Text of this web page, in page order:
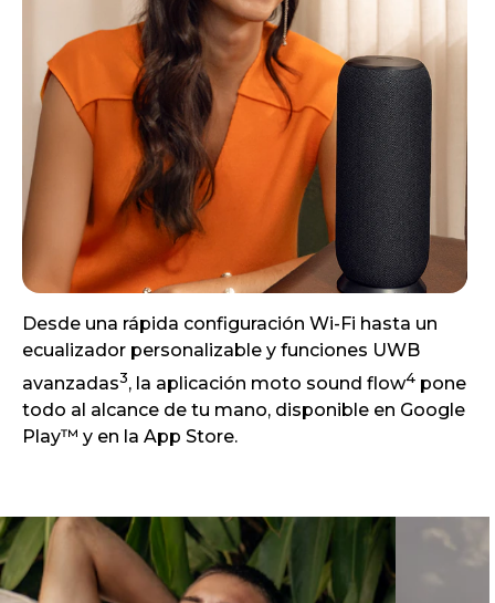
Desde una rápida configuración Wi-Fi hasta un
ecualizador personalizable y funciones UWB
avanzadas3, la aplicación moto sound flow4 pone
todo al alcance de tu mano, disponible en Google
Play™ y en la App Store.